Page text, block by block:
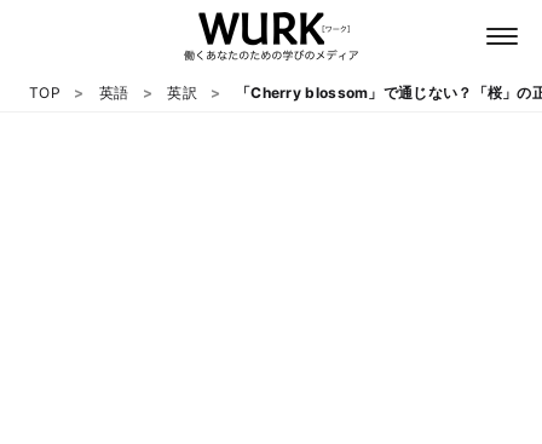
TOP 英語 英訳 「Cherry blossom」で通じない？「桜」の